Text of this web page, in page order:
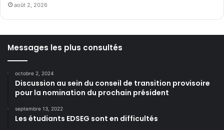
août 2, 2026
Messages les plus consultés
octobre 2, 2024
Discussion au sein du conseil de transition provisoire
pour la nomination du prochain président
septembre 13, 2022
Les étudiants EDSEG sont en difficultés